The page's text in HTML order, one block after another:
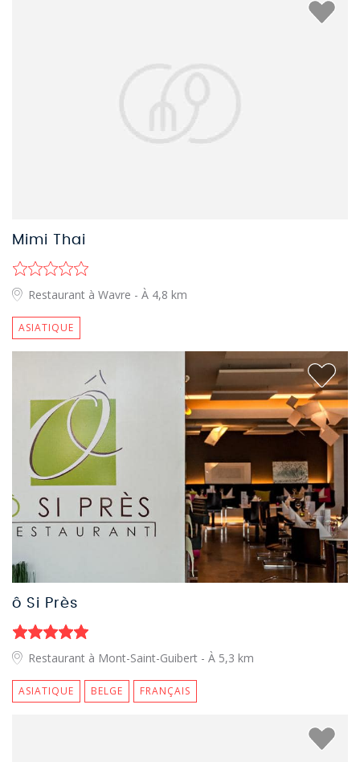
Mimi Thai
Restaurant à Wavre - À 4,8 km
ASIATIQUE
ô Si Près
Restaurant à Mont-Saint-Guibert - À 5,3 km
ASIATIQUE BELGE FRANÇAIS